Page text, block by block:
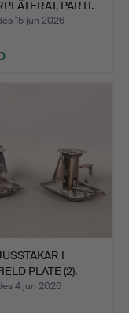
PARTI.
15 jun 2026
I
PLATE (2).
4 jun 2026